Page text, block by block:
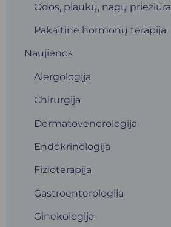
Odos, plaukų, nagų priežiūra
Pakaitinė hormonų terapija
Naujienos
Alergologija
Chirurgija
Dermatovenerologija
Endokrinologija
Fizioterapija
Gastroenterologija
Ginekologija